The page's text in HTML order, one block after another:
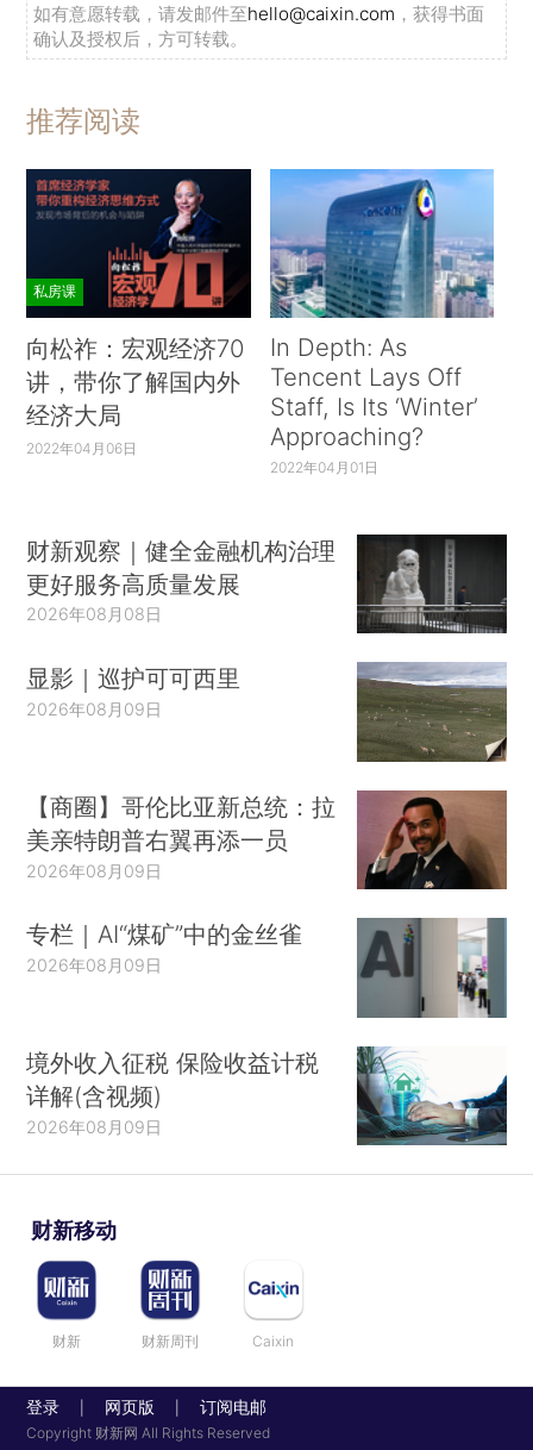
如有意愿转载，请发邮件至hello@caixin.com ，获得书面
确认及授权后，方可转载。
推荐阅读
私房课
向松祚：宏观经济70
讲，带你了解国内外
经济大局
2022年04月06日
In Depth: As
Tencent Lays Off
Staff, Is Its ‘Winter’
Approaching?
2022年04月01日
财新观察｜健全金融机构治理
更好服务高质量发展
2026年08月08日
显影｜巡护可可西里
2026年08月09日
【商圈】哥伦比亚新总统：拉
美亲特朗普右翼再添一员
2026年08月09日
专栏｜AI“煤矿”中的金丝雀
2026年08月09日
境外收入征税 保险收益计税
详解(含视频)
2026年08月09日
财新移动
财新 财新周刊 Caixin
登录 网页版 订阅电邮
Copyright 财新网 All Rights Reserved